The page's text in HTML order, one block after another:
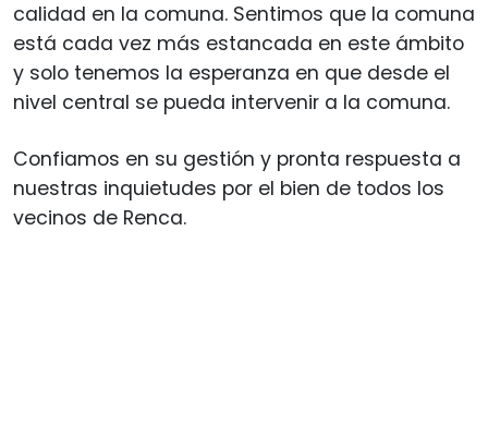
calidad en la comuna. Sentimos que la comuna
está cada vez más estancada en este ámbito
y solo tenemos la esperanza en que desde el
nivel central se pueda intervenir a la comuna.
Confiamos en su gestión y pronta respuesta a
nuestras inquietudes por el bien de todos los
vecinos de Renca.